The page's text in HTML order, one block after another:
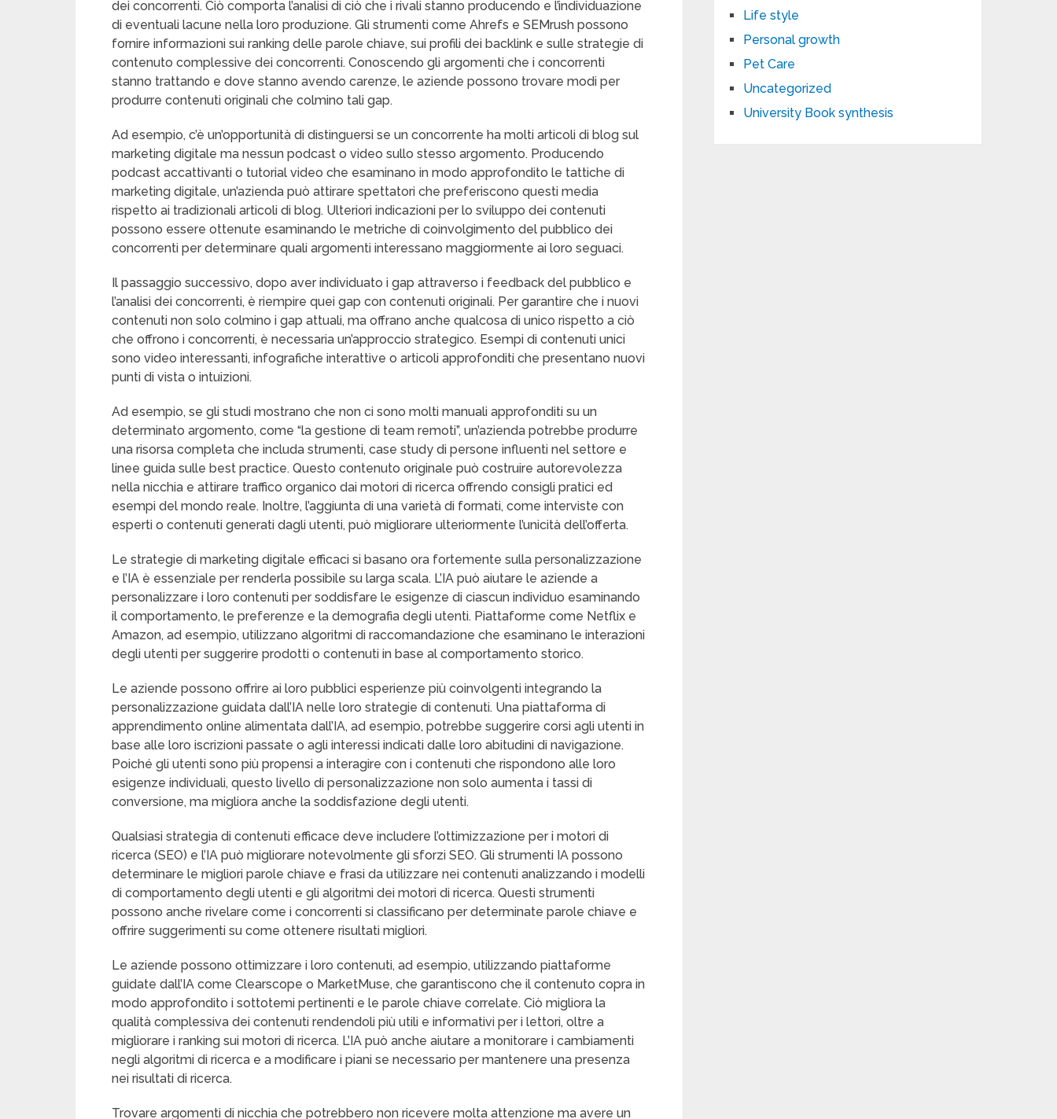
dei concorrenti. Ciò comporta l’analisi di ciò che i rivali stanno producendo e l’individuazione
di eventuali lacune nella loro produzione. Gli strumenti come Ahrefs e SEMrush possono
fornire informazioni sui ranking delle parole chiave, sui profili dei backlink e sulle strategie di
contenuto complessive dei concorrenti. Conoscendo gli argomenti che i concorrenti
stanno trattando e dove stanno avendo carenze, le aziende possono trovare modi per
produrre contenuti originali che colmino tali gap.
Ad esempio, c’è un’opportunità di distinguersi se un concorrente ha molti articoli di blog sul
marketing digitale ma nessun podcast o video sullo stesso argomento. Producendo
podcast accattivanti o tutorial video che esaminano in modo approfondito le tattiche di
marketing digitale, un’azienda può attirare spettatori che preferiscono questi media
rispetto ai tradizionali articoli di blog. Ulteriori indicazioni per lo sviluppo dei contenuti
possono essere ottenute esaminando le metriche di coinvolgimento del pubblico dei
concorrenti per determinare quali argomenti interessano maggiormente ai loro seguaci.
Il passaggio successivo, dopo aver individuato i gap attraverso i feedback del pubblico e
l’analisi dei concorrenti, è riempire quei gap con contenuti originali. Per garantire che i nuovi
contenuti non solo colmino i gap attuali, ma offrano anche qualcosa di unico rispetto a ciò
che offrono i concorrenti, è necessaria un’approccio strategico. Esempi di contenuti unici
sono video interessanti, infografiche interattive o articoli approfonditi che presentano nuovi
punti di vista o intuizioni.
Ad esempio, se gli studi mostrano che non ci sono molti manuali approfonditi su un
determinato argomento, come “la gestione di team remoti”, un’azienda potrebbe produrre
una risorsa completa che includa strumenti, case study di persone influenti nel settore e
linee guida sulle best practice. Questo contenuto originale può costruire autorevolezza
nella nicchia e attirare traffico organico dai motori di ricerca offrendo consigli pratici ed
esempi del mondo reale. Inoltre, l’aggiunta di una varietà di formati, come interviste con
esperti o contenuti generati dagli utenti, può migliorare ulteriormente l’unicità dell’offerta.
Le strategie di marketing digitale efficaci si basano ora fortemente sulla personalizzazione
e l’IA è essenziale per renderla possibile su larga scala. L’IA può aiutare le aziende a
personalizzare i loro contenuti per soddisfare le esigenze di ciascun individuo esaminando
il comportamento, le preferenze e la demografia degli utenti. Piattaforme come Netflix e
Amazon, ad esempio, utilizzano algoritmi di raccomandazione che esaminano le interazioni
degli utenti per suggerire prodotti o contenuti in base al comportamento storico.
Le aziende possono offrire ai loro pubblici esperienze più coinvolgenti integrando la
personalizzazione guidata dall’IA nelle loro strategie di contenuti. Una piattaforma di
apprendimento online alimentata dall’IA, ad esempio, potrebbe suggerire corsi agli utenti in
base alle loro iscrizioni passate o agli interessi indicati dalle loro abitudini di navigazione.
Poiché gli utenti sono più propensi a interagire con i contenuti che rispondono alle loro
esigenze individuali, questo livello di personalizzazione non solo aumenta i tassi di
conversione, ma migliora anche la soddisfazione degli utenti.
Qualsiasi strategia di contenuti efficace deve includere l’ottimizzazione per i motori di
ricerca (SEO) e l’IA può migliorare notevolmente gli sforzi SEO. Gli strumenti IA possono
determinare le migliori parole chiave e frasi da utilizzare nei contenuti analizzando i modelli
di comportamento degli utenti e gli algoritmi dei motori di ricerca. Questi strumenti
possono anche rivelare come i concorrenti si classificano per determinate parole chiave e
offrire suggerimenti su come ottenere risultati migliori.
Le aziende possono ottimizzare i loro contenuti, ad esempio, utilizzando piattaforme
guidate dall’IA come Clearscope o MarketMuse, che garantiscono che il contenuto copra in
modo approfondito i sottotemi pertinenti e le parole chiave correlate. Ciò migliora la
qualità complessiva dei contenuti rendendoli più utili e informativi per i lettori, oltre a
migliorare i ranking sui motori di ricerca. L’IA può anche aiutare a monitorare i cambiamenti
negli algoritmi di ricerca e a modificare i piani se necessario per mantenere una presenza
nei risultati di ricerca.
Trovare argomenti di nicchia che potrebbero non ricevere molta attenzione ma avere un
Life style
Personal growth
Pet Care
Uncategorized
University Book synthesis